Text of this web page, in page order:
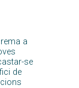
a
se
de